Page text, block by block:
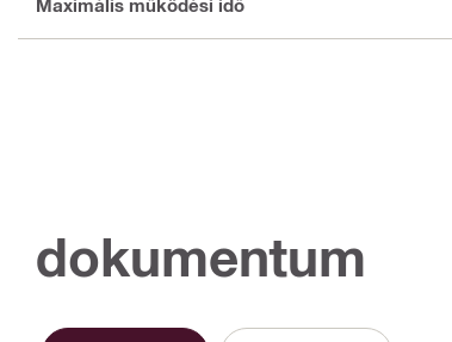
Maximális működési idő
dokumentum